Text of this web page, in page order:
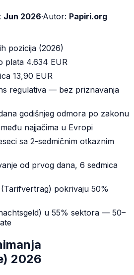
Jun 2026·Autor: Papiri.org
pozicija (2026)
plata 4.634 EUR
13,90 EUR
regulativa — bez priznavanja
godišnjeg odmora po zakonu
najjačima u Evropi
sa 2-sedmičnim otkaznim
od prvog dana, 6 sedmica
pokrivaju 50%
u 55% sektora — 50–
2026